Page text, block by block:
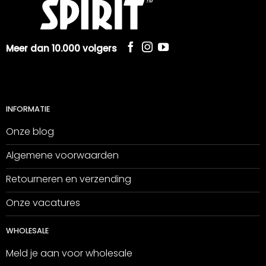
Meer dan 10.000 volgers
INFORMATIE
Onze blog
Algemene voorwaarden
Retourneren en verzending
Onze vacatures
WHOLESALE
Meld je aan voor wholesale